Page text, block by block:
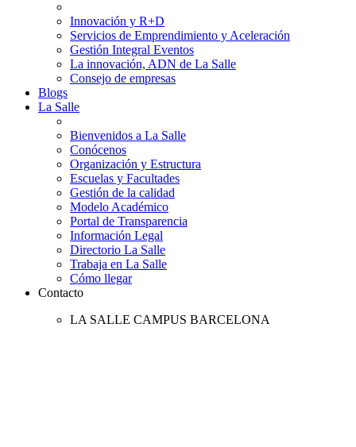
Innovación y R+D
Servicios de Emprendimiento y Aceleración
Gestión Integral Eventos
La innovación, ADN de La Salle
Consejo de empresas
Blogs
La Salle
Bienvenidos a La Salle
Conócenos
Organización y Estructura
Escuelas y Facultades
Gestión de la calidad
Modelo Académico
Portal de Transparencia
Información Legal
Directorio La Salle
Trabaja en La Salle
Cómo llegar
Contacto
LA SALLE CAMPUS BARCELONA